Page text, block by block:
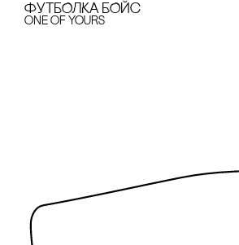
ФУТБОЛКА БОЙс
one of yours